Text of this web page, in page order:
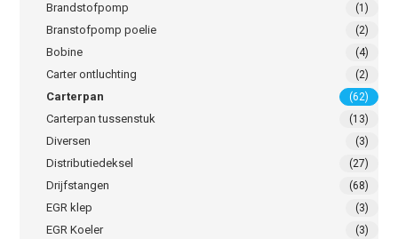
Brandstofpomp (1)
Branstofpomp poelie (2)
Bobine (4)
Carter ontluchting (2)
Carterpan (62)
Carterpan tussenstuk (13)
Diversen (3)
Distributiedeksel (27)
Drijfstangen (68)
EGR klep (3)
EGR Koeler (3)